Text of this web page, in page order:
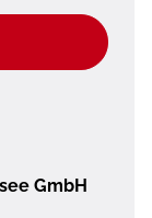
GmbH